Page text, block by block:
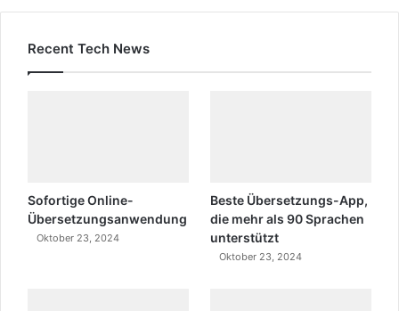
Recent Tech News
Sofortige Online-
Übersetzungsanwendung
Oktober 23, 2024
Beste Übersetzungs-App,
die mehr als 90 Sprachen
unterstützt
Oktober 23, 2024